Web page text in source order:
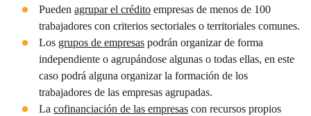
Pueden agrupar el crédito empresas de menos de 100
trabajadores con criterios sectoriales o territoriales comunes.
Los grupos de empresas podrán organizar de forma
independiente o agrupándose algunas o todas ellas, en este
caso podrá alguna organizar la formación de los
trabajadores de las empresas agrupadas.
La cofinanciación de las empresas con recursos propios